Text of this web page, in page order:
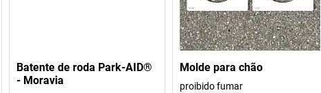
Batente de roda Park-AID®
- Moravia
Molde para chão
proibido fumar